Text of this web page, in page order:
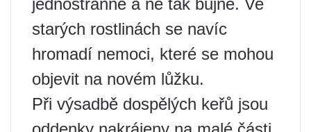
starých rostlinách se navíc
hromadí nemoci, které se mohou
objevit na novém lůžku.
Při výsadbě dospělých keřů jsou